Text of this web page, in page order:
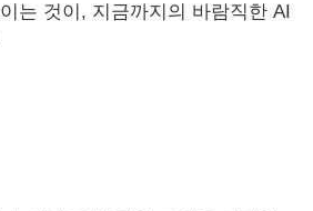
는 것이, 지금까지의 바람직한 AI